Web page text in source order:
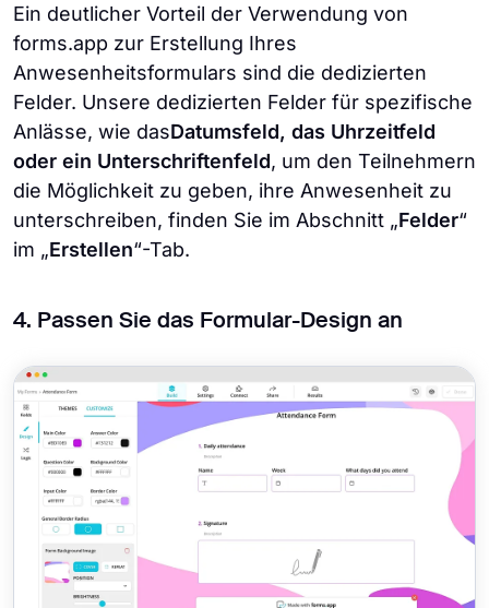
Ein deutlicher Vorteil der Verwendung von
forms.app zur Erstellung Ihres
Anwesenheitsformulars sind die dedizierten
Felder. Unsere dedizierten Felder für spezifische
Anlässe, wie dasDatumsfeld, das Uhrzeitfeld
oder ein Unterschriftenfeld, um den Teilnehmern
die Möglichkeit zu geben, ihre Anwesenheit zu
unterschreiben, finden Sie im Abschnitt „Felder“
im „Erstellen“-Tab.
4. Passen Sie das Formular-Design an